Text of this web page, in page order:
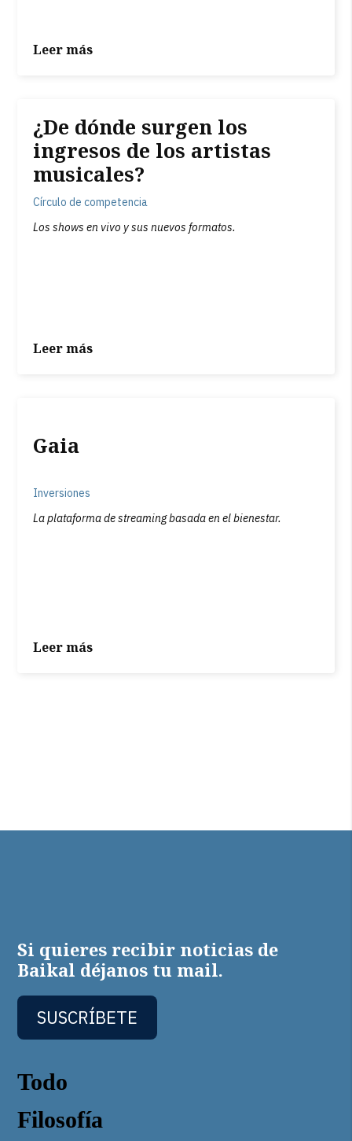
Leer más
¿De dónde surgen los
ingresos de los artistas
musicales?
Círculo de competencia
Los shows en vivo y sus nuevos formatos.
Leer más
Gaia
Inversiones
La plataforma de streaming basada en el bienestar.
Leer más
Todo
Filosofía
Si quieres recibir noticias de
Baikal déjanos tu mail.
SUSCRÍBETE